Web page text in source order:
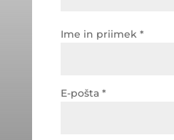
Ime in priimek *
E-pošta *